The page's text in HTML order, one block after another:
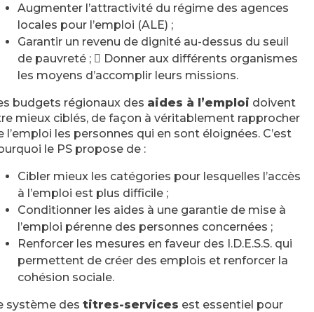
Augmenter l’attractivité du régime des agences
locales pour l’emploi (ALE) ;
Garantir un revenu de dignité au-dessus du seuil
de pauvreté ;  Donner aux différents organismes
les moyens d’accomplir leurs missions.
budgets régionaux des aides à l’emploi doivent
mieux ciblés, de façon à véritablement rapprocher
l’emploi les personnes qui en sont éloignées. C’est
le PS propose de :
Cibler mieux les catégories pour lesquelles l’accès
à l’emploi est plus difficile ;
Conditionner les aides à une garantie de mise à
l’emploi pérenne des personnes concernées ;
Renforcer les mesures en faveur des I.D.E.S.S. qui
permettent de créer des emplois et renforcer la
cohésion sociale.
système des titres-services est essentiel pour